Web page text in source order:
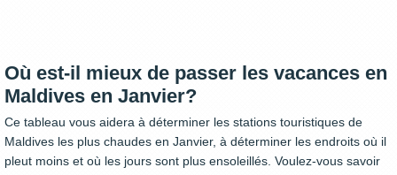
Où est-il mieux de passer les vacances en
Maldives en Janvier?
Ce tableau vous aidera à déterminer les stations touristiques de
Maldives les plus chaudes en Janvier, à déterminer les endroits où il
pleut moins et où les jours sont plus ensoleillés. Voulez-vous savoir